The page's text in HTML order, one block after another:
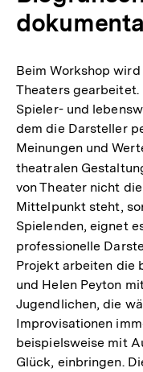
Beim Workshop
Theaters
Spieler- und
dem die Darsteller
Meinungen und
theatralen
von Theater nicht
Mittelpunkt steht,
Spielenden, eignet
professionelle
Projekt arbeiten die
und Helen Peyton
Jugendlichen, die
Improvisationen
beispielsweise mit
Glück, einbringen.